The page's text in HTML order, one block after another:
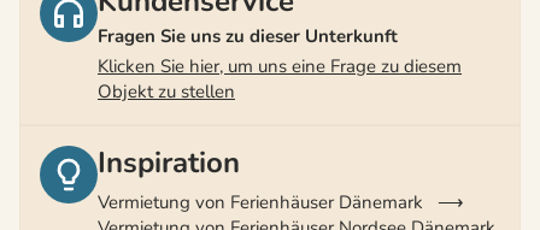
Fragen Sie uns zu dieser Unterkunft
Klicken Sie hier, um uns eine Frage zu diesem
Objekt zu stellen
Inspiration
Vermietung von Ferienhäuser Dänemark